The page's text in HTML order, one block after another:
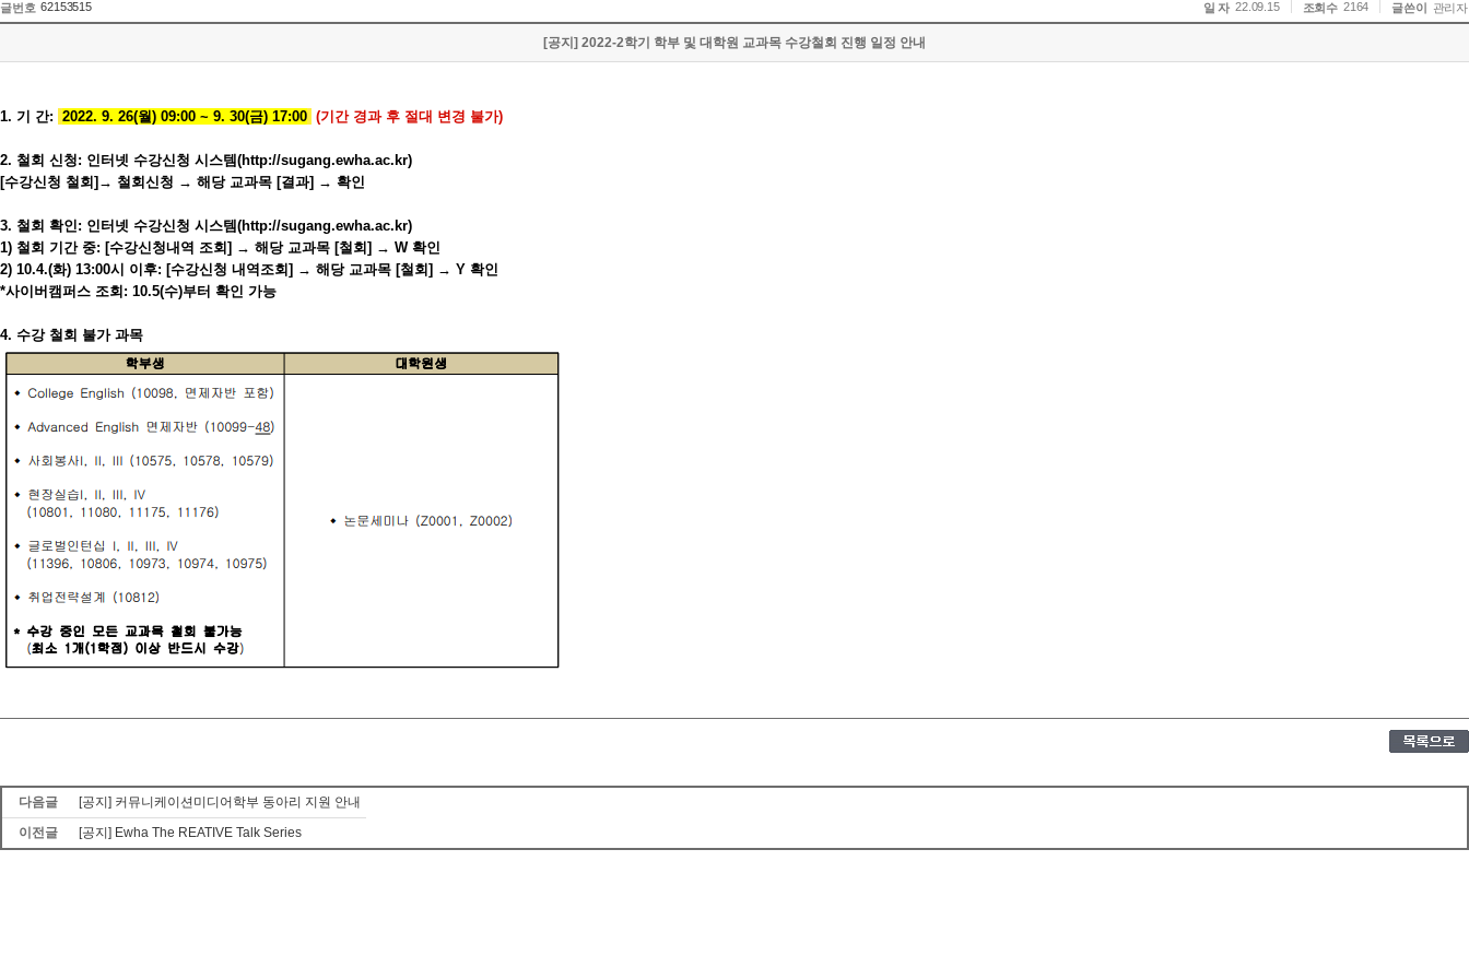
글번호 62153515 일 자 22.09.15 조회수 2164 글쓴이 관리자
[공지] 2022-2학기 학부 및 대학원 교과목 수강철회 진행 일정 안내
1. 기 간: 2022. 9. 26(월) 09:00 ~ 9. 30(금) 17:00 (기간 경과 후 절대 변경 불가)
2. 철회 신청: 인터넷 수강신청 시스템(http://sugang.ewha.ac.kr)
[수강신청 철회]→ 철회신청 → 해당 교과목 [결과] → 확인
3. 철회 확인: 인터넷 수강신청 시스템(http://sugang.ewha.ac.kr)
1) 철회 기간 중: [수강신청내역 조회] → 해당 교과목 [철회] → W 확인
2) 10.4.(화) 13:00시 이후: [수강신청 내역조회] → 해당 교과목 [철회] → Y 확인
*사이버캠퍼스 조회: 10.5(수)부터 확인 가능
4. 수강 철회 불가 과목
다음글
[공지] 커뮤니케이션미디어학부 동아리 지원 안내
이전글
[공지] Ewha The REATIVE Talk Series